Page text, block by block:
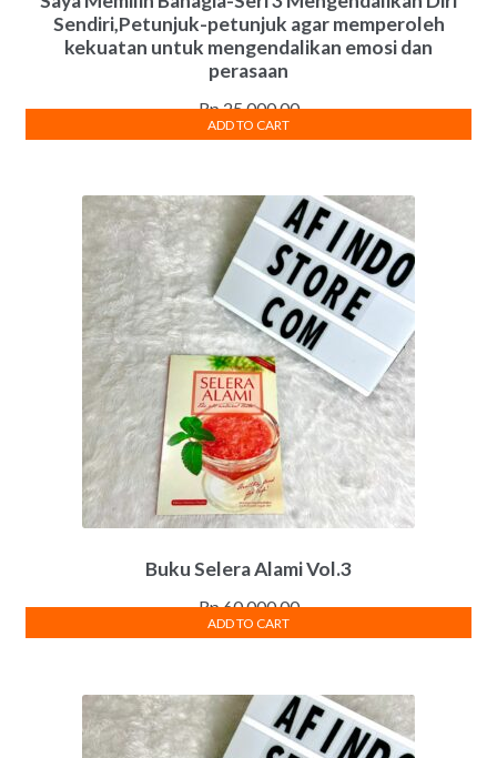
Sendiri,Petunjuk-petunjuk agar memperoleh
kekuatan untuk mengendalikan emosi dan
perasaan
Rp25,000.00
ADD TO CART
Buku Selera Alami Vol.3
Rp60,000.00
ADD TO CART